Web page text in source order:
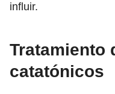
influir.
Tratamiento
catatónicos